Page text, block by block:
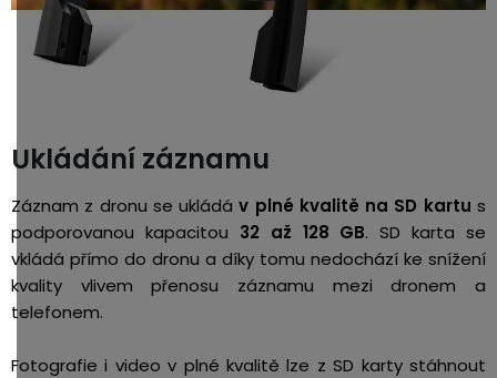
Ukládání záznamu
Záznam z dronu se ukládáv plné kvalitě na SD kartu s
podporovanou kapacitou 32 až 128 GB. SD karta se
vkládá přímo do dronu a díky tomu nedochází ke snížení
kvality vlivem přenosu záznamu mezi dronem a
telefonem.
Fotografie i video v plné kvalitě lze z SD karty stáhnout